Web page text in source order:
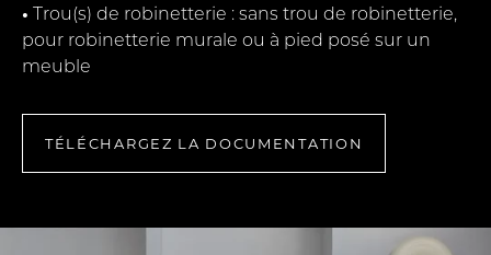
• Trou(s) de robinetterie : sans trou de robinetterie,
pour robinetterie murale ou à pied posé sur un
meuble
TÉLÉCHARGEZ LA DOCUMENTATION